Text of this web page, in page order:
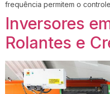
frequência permitem o
Inversores
Rolantes e